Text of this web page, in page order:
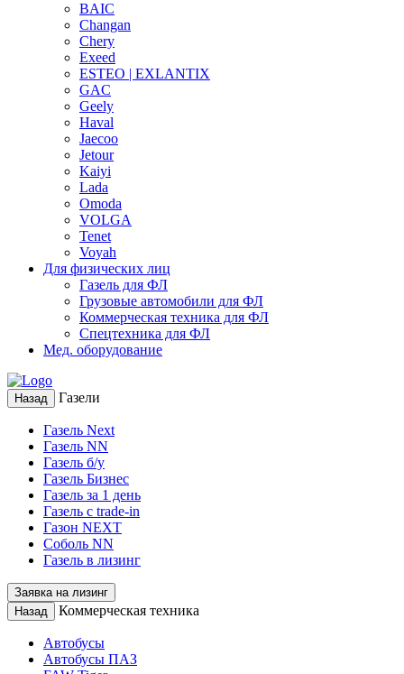
BAIC
Changan
Chery
Exeed
ESTEO | EXLANTIX
GAC
Geely
Haval
Jaecoo
Jetour
Kaiyi
Lada
Omoda
VOLGA
Tenet
Voyah
Для физических лиц
Газель для ФЛ
Грузовые автомобили для ФЛ
Коммерческая техника для ФЛ
Спецтехника для ФЛ
Мед. оборудование
Назад Газели
Газель Next
Газель NN
Газель б/у
Газель Бизнес
Газель за 1 день
Газель с trade-in
Газон NEXT
Соболь NN
Газель в лизинг
Заявка на лизинг
Назад
Коммерческая техника
Автобусы
Автобусы ПАЗ